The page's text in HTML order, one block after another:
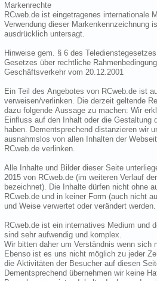
Markenrechte
RCweb.de ist eingetragenes internationale
Verwendung dieser Markenkennzeichnung
ausdrücklich untersagt.
Hinweise gem. § 6 des
Gesetzes über rechtliche
Geschäftsverkehr vom 20.12.2001
Ein Teil des Angebotes von RCweb.de ist
verweisen/verlinken. Die derzeit geltende
dazu folgende Aussage zu machen: Wir
Einfluss auf den Inhalt oder die Gestaltung
haben. Dementsprechend distanzieren wir
ausnahmslos von allen Inhalten der
RCweb.de verlinken.
Alle Inhalte und Bilder dieser Seite
2015 von RCweb.de (im weiteren Verlauf
bezeichnet). Die Inhalte dürfen nicht ohne
RCweb.de und in keiner Form (auch nicht
und Weise verwertet oder verändert werden.
RCweb.de ist ein internatives Medium und
sind sehr aufwendig und komplex.
Wir bitten daher um Verständnis wenn sich
Ebenso ist es uns nicht möglich zu jeder
die Aktivitäten der Besucher auf diesen
Dementsprechend übernehmen wir keine